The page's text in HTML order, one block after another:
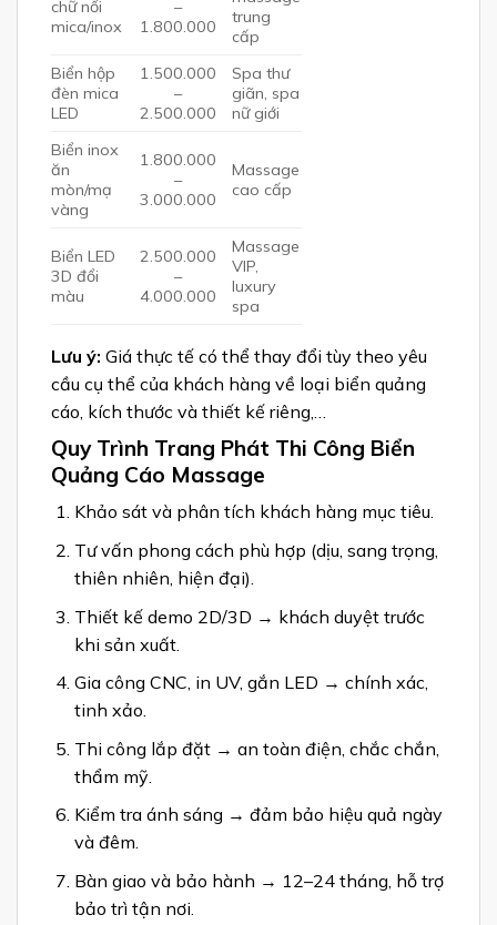
chữ nổi
mica/inox
–
1.800.000
trung
cấp
Biển hộp
đèn mica
LED
1.500.000
–
2.500.000
Spa thư
giãn, spa
nữ giới
Biển inox
ăn
mòn/mạ
vàng
1.800.000
–
3.000.000
Massage
cao cấp
Biển LED
3D đổi
màu
2.500.000
–
4.000.000
Massage
VIP,
luxury
spa
Lưu ý: Giá thực tế có thể thay đổi tùy theo yêu
cầu cụ thể của khách hàng về loại biển quảng
cáo, kích thước và thiết kế riêng,…
Quy Trình Trang Phát Thi Công Biển
Quảng Cáo Massage
Khảo sát và phân tích khách hàng mục tiêu.
Tư vấn phong cách phù hợp (dịu, sang trọng,
thiên nhiên, hiện đại).
Thiết kế demo 2D/3D → khách duyệt trước
khi sản xuất.
Gia công CNC, in UV, gắn LED → chính xác,
tinh xảo.
Thi công lắp đặt → an toàn điện, chắc chắn,
thẩm mỹ.
Kiểm tra ánh sáng → đảm bảo hiệu quả ngày
và đêm.
Bàn giao và bảo hành → 12–24 tháng, hỗ trợ
bảo trì tận nơi.